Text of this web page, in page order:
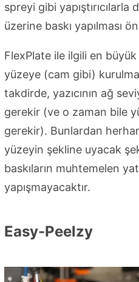
spreyi gibi
üzerine baskı yapılması
FlexPlate ile ilgili en
yüzeye (cam gibi)
takdirde, yazıcının ağ
gerekir (ve o zaman bile
gerekir). Bunlardan
yüzeyin şekline uyacak
baskıların muhtemelen
yapışmayacaktır.
Easy-Peelzy